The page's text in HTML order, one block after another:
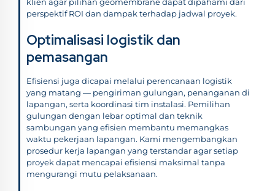
perspektif ROI dan dampak terhadap jadwal proyek.
Optimalisasi logistik dan
pemasangan
Efisiensi juga dicapai melalui perencanaan logistik
yang matang — pengiriman gulungan, penanganan di
lapangan, serta koordinasi tim instalasi. Pemilihan
gulungan dengan lebar optimal dan teknik
sambungan yang efisien membantu memangkas
waktu pekerjaan lapangan. Kami mengembangkan
prosedur kerja lapangan yang terstandar agar setiap
proyek dapat mencapai efisiensi maksimal tanpa
mengurangi mutu pelaksanaan.